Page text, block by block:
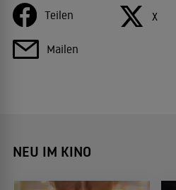
Teilen X
Mailen
NEU IM KINO